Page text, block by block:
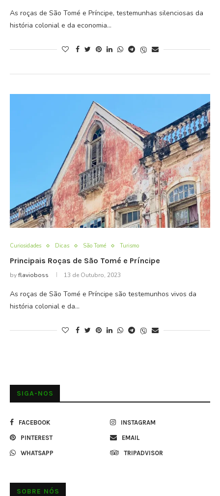
As roças de São Tomé e Príncipe, testemunhas silenciosas da
história colonial e da economia…
Curiosidades Dicas São Tomé Turismo
Principais Roças de São Tomé e Príncipe
byflavioboss 13 de Outubro, 2023
As roças de São Tomé e Príncipe são testemunhos vivos da
história colonial e da…
SIGA-NOS
FACEBOOK INSTAGRAM
PINTEREST EMAIL
WHATSAPP TRIPADVISOR
SOBRE NÓS